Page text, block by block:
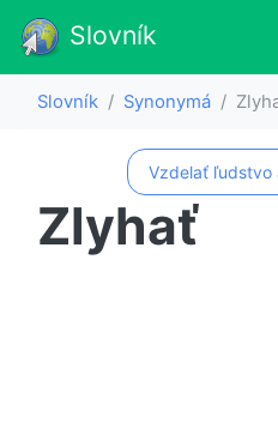
Slovník
Slovník Synonymá
Vzdelať ľudstvo
Zlyhať